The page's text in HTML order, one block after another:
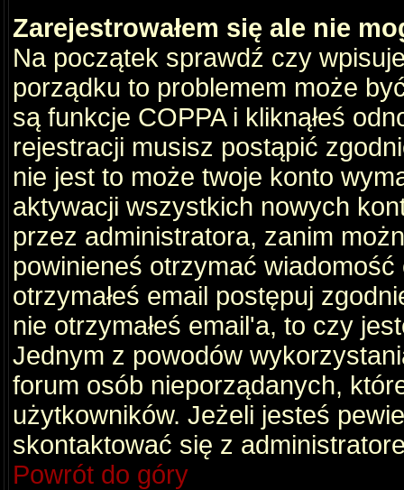
Zarejestrowałem się ale nie
Na początek sprawdź czy
porządku to problemem może
są funkcje COPPA i kliknąłeś
rejestracji musisz postąpić
nie jest to może twoje konto
aktywacji wszystkich nowych
przez administratora, zanim
powinieneś otrzymać
otrzymałeś email postępuj
nie otrzymałeś email'a, to czy
Jednym z powodów
forum osób nieporządanych,
użytkowników. Jeżeli jesteś
skontaktować się z
Powrót do góry